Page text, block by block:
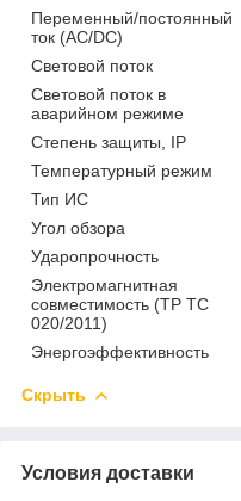
Переменный/постоянный
ток (AC/DC)
Световой поток
Световой поток в
аварийном режиме
Степень защиты, IP
Температурный режим
Тип ИС
Угол обзора
Ударопрочность
Электромагнитная
совместимость (ТР ТС
020/2011)
Энергоэффективность
Скрыть
Условия доставки